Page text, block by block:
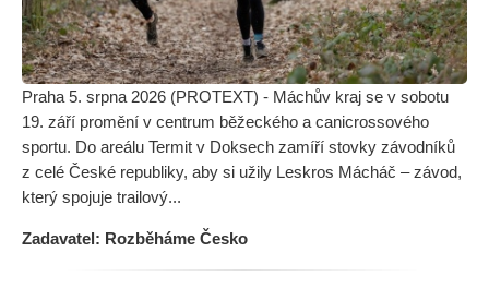
Praha 5. srpna 2026 (PROTEXT) - Máchův kraj se v sobotu
19. září promění v centrum běžeckého a canicrossového
sportu. Do areálu Termit v Doksech zamíří stovky závodníků
z celé České republiky, aby si užily Leskros Mácháč – závod,
který spojuje trailový...
Zadavatel: Rozběháme Česko